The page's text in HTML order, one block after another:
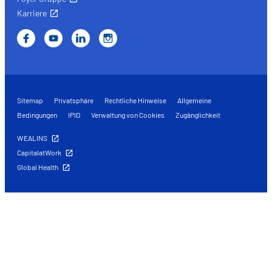
Karriere
Sitemap Privatsphäre Rechtliche Hinweise
Allgemeine
Bedingungen
IPID Verwaltung von Cookies Zugänglichkeit
WEALINS
CapitalatWork
Global Health